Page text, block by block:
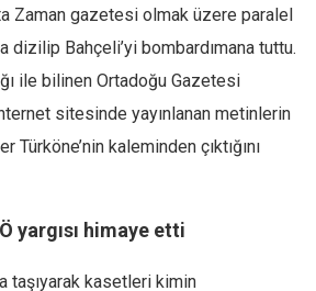
Zaman gazetesi olmak üzere paralel
dizilip Bahçeli’yi bombardımana tuttu.
ile bilinen Ortadoğu Gazetesi
sitesinde yayınlanan metinlerin
Türköne’nin kaleminden çıktığını
yargısı himaye etti
taşıyarak kasetleri kimin